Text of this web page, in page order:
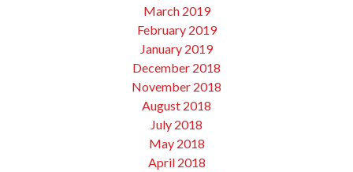
March 2019
February 2019
January 2019
December 2018
November 2018
August 2018
July 2018
May 2018
April 2018